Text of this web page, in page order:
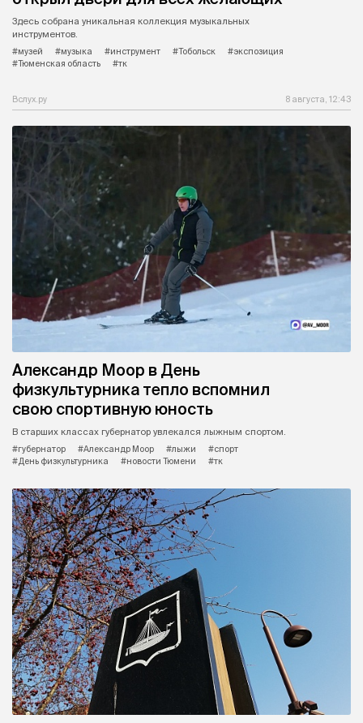
Здесь собрана уникальная коллекция музыкальных
инструментов.
#музей
#музыка #инструмент #Тобольск
#экспозиция
#Тюменская область
#тк
Вслух.ру 8 августа, 12:43
Александр Моор в День
физкультурника тепло вспомнил
свою спортивную юность
В старших классах губернатор увлекался лыжным спортом.
#губернатор
#Александр Моор #лыжи
#спорт
#День физкультурника
#новости Тюмени #тк